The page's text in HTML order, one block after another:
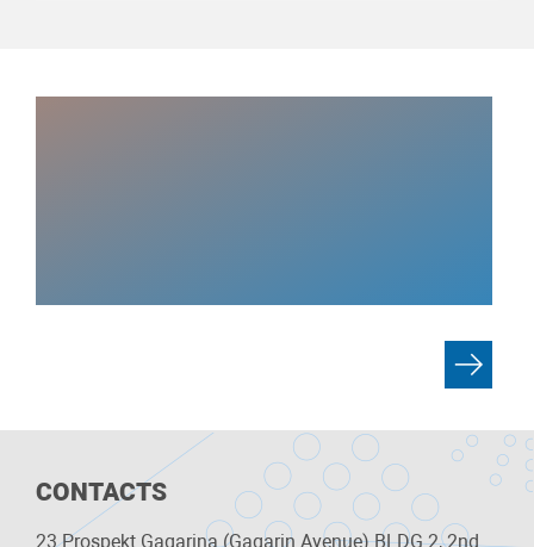
CONTACTS
23 Prospekt Gagarina (Gagarin Avenue) BLDG 2, 2nd